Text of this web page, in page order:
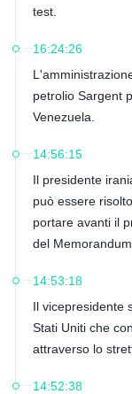
test.
16:24:26
petrolio Sargent
Venezuela.
14:56:15
Il presidente
può essere
portare avanti il
del
14:53:18
Il vicepresidente
Stati Uniti che
attraverso lo
14:52:38